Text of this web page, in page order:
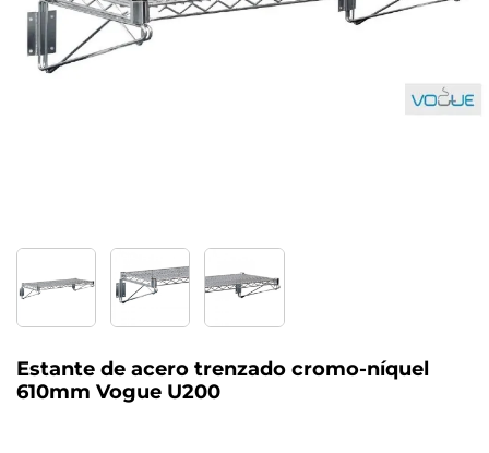
Estante de acero trenzado cromo-níquel
610mm Vogue U200